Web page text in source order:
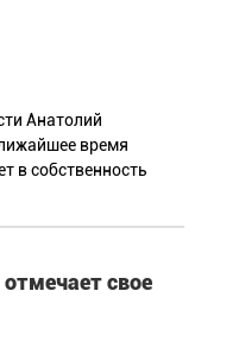
Анатолий
время
в собственность
свое